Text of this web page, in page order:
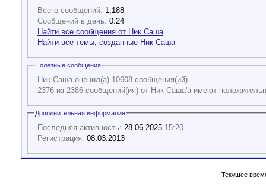
Всего сообщений: 1,188
Сообщений в день: 0.24
Найти все сообщения от Ник Саша
Найти все темы, созданные Ник Саша
Полезные сообщения
Ник Саша оценил(а) 10608 сообщения(ий)
2376 из 2386 сообщений(ия) от Ник Саша'а имеют
Дополнительная информация
Последняя активность: 28.06.2025 15:20
Регистрация: 08.03.2013
Текущее